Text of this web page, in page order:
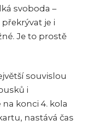
svoboda –
je i
Je to prostě
souvislou
i
konci 4. kola
nastává čas